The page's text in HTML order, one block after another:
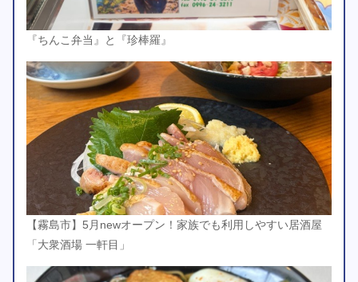
『ちんこ弁当』と『珍棒羅』
【霧島市】5月newオープン！家族でも利用しやすい居酒屋
「大衆酒場 一軒目」